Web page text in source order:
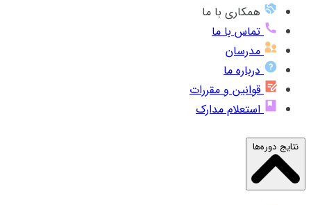
همکاری با ما
تماس با ما
مدرسان
درباره ما
قوانین و مقررات
استعلام مدارک
نتایج دوره‌ها